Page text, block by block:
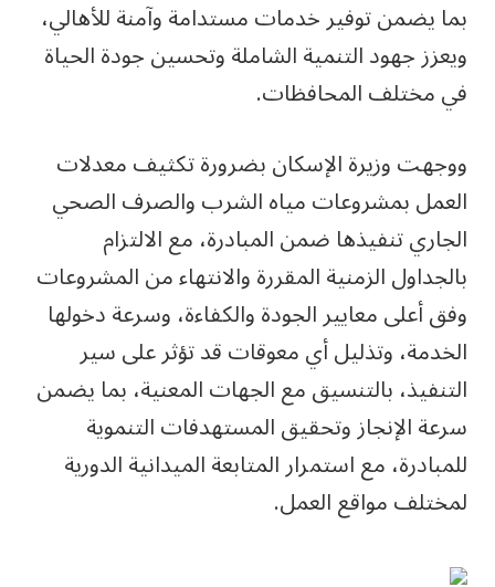
بما يضمن توفير خدمات مستدامة وآمنة للأهالي،
ويعزز جهود التنمية الشاملة وتحسين جودة الحياة
في مختلف المحافظات.
ووجهت وزيرة الإسكان بضرورة تكثيف معدلات
العمل بمشروعات مياه الشرب والصرف الصحي
الجاري تنفيذها ضمن المبادرة، مع الالتزام
بالجداول الزمنية المقررة والانتهاء من المشروعات
وفق أعلى معايير الجودة والكفاءة، وسرعة دخولها
الخدمة، وتذليل أي معوقات قد تؤثر على سير
التنفيذ، بالتنسيق مع الجهات المعنية، بما يضمن
سرعة الإنجاز وتحقيق المستهدفات التنموية
للمبادرة، مع استمرار المتابعة الميدانية الدورية
لمختلف مواقع العمل.